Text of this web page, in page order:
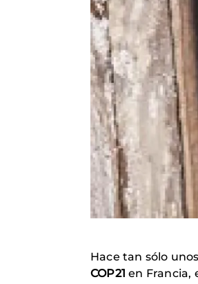
Hace tan sólo
COP21 en Francia,